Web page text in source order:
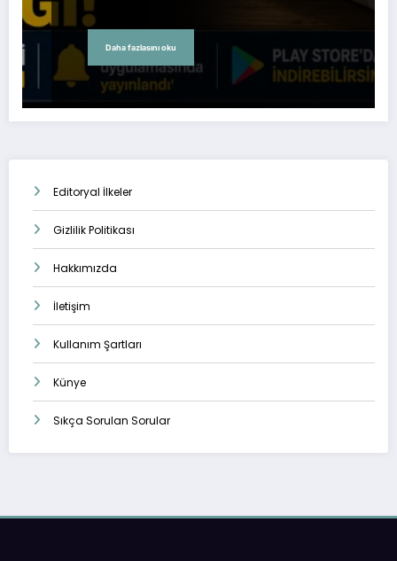
Daha fazlasını oku
Editoryal İlkeler
Gizlilik Politikası
Hakkımızda
İletişim
Kullanım Şartları
Künye
Sıkça Sorulan Sorular